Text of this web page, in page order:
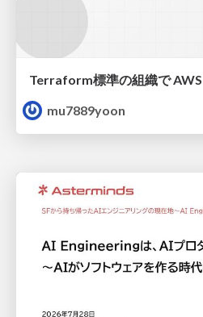
Terraform標準の組織で
mu7889yoon